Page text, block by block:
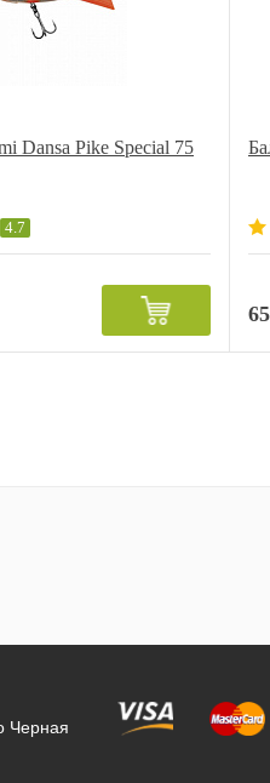
Dansa Pike Special 75
4.7
Черная